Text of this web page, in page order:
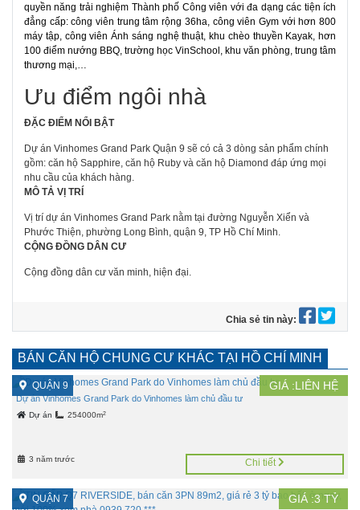
quyền năng trải nghiệm Thành phố Công viên với đa dạng các tiện ích
đẳng cấp: công viên trung tâm rộng 36ha, công viên Gym với hơn 800
máy tập, công viên Ánh sáng nghệ thuật, khu chèo thuyền Kayak, hơn
100 điểm nướng BBQ, trường học VinSchool, khu văn phòng, trung tâm
thương mại,…
Ưu điểm ngôi nhà
ĐẶC ĐIỂM NỔI BẬT
Dự án Vinhomes Grand Park Quận 9 sẽ có cả 3 dòng sản phẩm chính
gồm: căn hộ Sapphire, căn hộ Ruby và căn hộ Diamond đáp ứng mọi
nhu cầu của khách hàng.
MÔ TẢ VỊ TRÍ
Vị trí dự án Vinhomes Grand Park nằm tại đường Nguyễn Xiển và
Phước Thiện, phường Long Bình, quận 9, TP Hồ Chí Minh.
CỘNG ĐỒNG DÂN CƯ
Cộng đồng dân cư văn minh, hiện đại.
Chia sẻ tin này:
BÁN CĂN HỘ CHUNG CƯ KHÁC TẠI HỒ CHÍ MINH
QUẬN 9 GIÁ :LIÊN HỆ
Dự án Vinhomes Grand Park do Vinhomes làm chủ đầu tư
Dự án 254000m2
3 năm trước Chi tiết
QUẬN 7 GIÁ :3 TỶ